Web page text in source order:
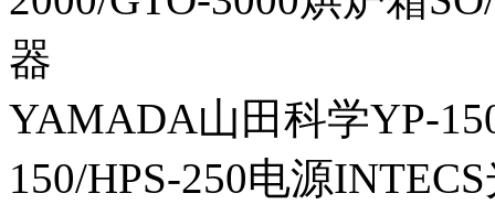
器
YAMADA山田科学YP-
150/HPS-250电源